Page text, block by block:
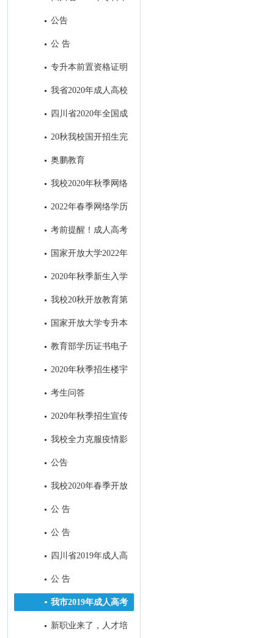
业退役军人和普通高职（专科）
接受成人本科教育报名公告
公告
公 告
专升本前置资格证明
材料出现问题处理办法
我省2020年成人高校
招生录取最低控制分数线出炉！
四川省2020年全国成
人高考考生身体健康监测公告
20秋我校国开招生完
奥鹏教育
我校2020年秋季网络
教育招生顺利结束
2022年春季网络学历
教育电子科技大学招生简章
考前提醒！成人高考
明天开考，这4点需注意！
国家开放大学2022年
秋季招生简章
2020年秋季新生入学
指南设计印刷项目招标公告
我校20秋开放教育第
一批次招生全面结束
国家开放大学专升本
前置学历​审核中常见问题及处理
教育部学历证书电子
注册备案表申请流程
2020年秋季招生楼宇
视频广告制作项目招标公共
考生问答
2020年秋季招生宣传
H5制作及在南充主流媒体微信
布项目招标公告
我校全力克服疫情影
响，招生工作取得丰硕成果
公告
我校2020年春季开放
教育招生全面结束
公 告
公 告
四川省2019年成人高
校招生全国统一考试录取最低控
制分数线：
公 告
我市2019年成人高考
考试顺利结束
新职业来了，人才培